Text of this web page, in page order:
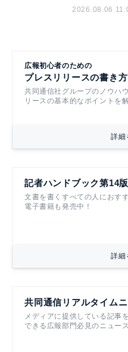
2026.08.06
広報初心者のための
プレスリリースの書き方
共同通信社グループのノウハ
リースの基本的なポイントを
詳細
記者ハンドブック第14版
文書を書くすべての人におす
電子書籍も発売中！
詳細
共同通信リアルタイム
メディアに提供している記事
できる広報部門必見のニュー